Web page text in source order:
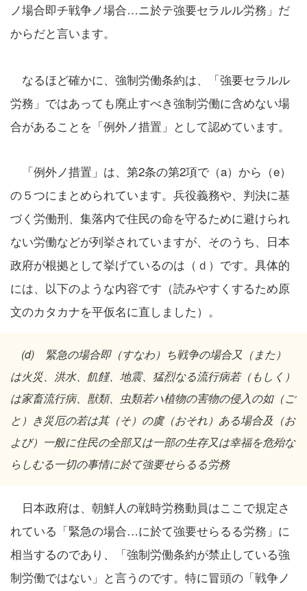
ノ場合即チ戦争ノ場合…ニ於テ強要セラルル労務」だ
からだと言います。
なるほど確かに、強制労働条約は、「強要セラルル
労務」ではあっても廃止すべき強制労働に含めない場
合があることを「例外ノ措置」として認めています。
「例外ノ措置」は、第2条の第2項で（a）から（e）
の５つにまとめられています。兵役義務や、判決に基
づく労働刑、集落内で住民の命を守るために避けられ
ない労働などが列挙されていますが、そのうち、日本
政府が根拠として挙げているのは（ｄ）です。具体的
には、以下のような内容です（読みやすくするため原
文のカタカナを平仮名に直しました）。
(d) 緊急の場合即（すなわ）ち戦争の場合又（また）
は火災、洪水、飢饉、地震、猛烈なる流行病若（もしく）
は家畜流行病、獣類、虫類若ハ植物の害物の侵入の如（ご
と）き災厄の若は其（そ）の虞（おそれ）ある場合及（お
よび）一般に住民の全部又は一部の生存又は幸福を危殆な
らしむる一切の事情に於て強要せらるる労務
日本政府は、朝鮮人の戦時労務動員はここで規定さ
れている「緊急の場合…に於て強要せらるる労務」に
相当するのであり、「強制労働条約が禁止している強
制労働ではない」と言うのです。特に冒頭の「戦争ノ